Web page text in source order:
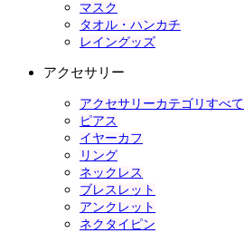
マスク
タオル・ハンカチ
レイングッズ
アクセサリー
アクセサリーカテゴリすべて
ピアス
イヤーカフ
リング
ネックレス
ブレスレット
アンクレット
ネクタイピン